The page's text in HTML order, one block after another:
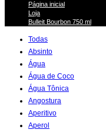
Página inicial
Loja
Bulleit Bourbon 750 ml
Todas
Absinto
Água
Água de Coco
Água Tônica
Angostura
Aperitivo
Aperol